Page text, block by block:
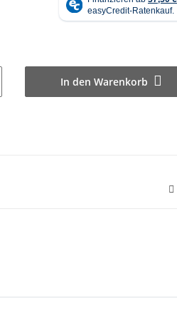
In den Warenkorb